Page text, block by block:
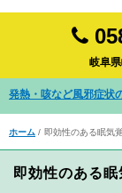
岐阜
発熱・咳など風邪症状
ホーム 即効性のある眠気
即効性のある